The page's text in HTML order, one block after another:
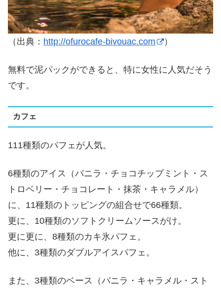
（出典： http://ofurocafe-bivouac.com ）
無料で泥パックができると、特に女性に人気だそう
です。
カフェ
111種類のパフェが人気。
6種類のアイス（バニラ・チョコチップミント・ス
トロベリー・チョコレート・抹茶・キャラメル）
に、11種類のトッピングの組合せで66種類。
更に、10種類のソフトクリームソースがけ。
更に更に、8種類のカキ氷パフェ。
他に、3種類のダブルアイスパフェ。
また、3種類のベース（バニラ・キャラメル・スト